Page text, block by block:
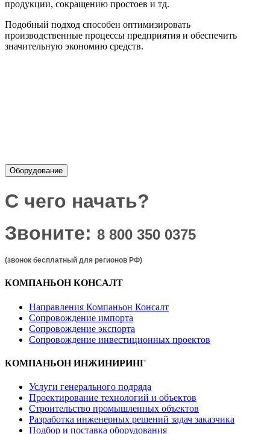
продукции, сокращению простоев и тд.
Подобный подход способен оптимизировать
производственные процессы предприятия и обеспечить
значительную экономию средств.
Оборудование
С чего начать?
Звоните: 8 800 350 0375
(звонок бесплатный для регионов РФ)
КОМПАНЬОН КОНСАЛТ
Направления Компаньон Консалт
Сопровождение импорта
Сопровождение экспорта
Сопровождение инвестиционных проектов
КОМПАНЬОН ИНЖИНИРИНГ
Услуги генерального подряда
Проектирование технологий и объектов
Строительство промышленных объектов
Разработка инженерных решений задач заказчика
Подбор и поставка оборудования